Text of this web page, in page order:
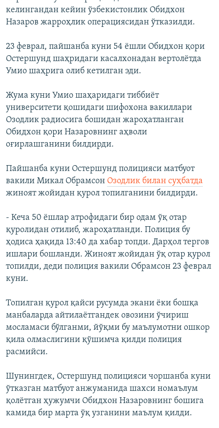
келингандан кейин ўзбекистонлик Обидхон
Назаров жарроҳлик операциясидан ўтказилди.
23 феврал, пайшанба куни 54 ёшли Обидхон қори
Остершунд шаҳридаги касалхонадан вертолётда
Умио шаҳрига олиб кетилган эди.
Жума куни Умио шаҳаридаги тиббиёт
университети қошидаги шифохона вакиллари
Озодлик радиосига бошидан жароҳатланган
Обидхон қори Назаровнинг аҳволи
оғирлашганини билдирди.
Пайшанба куни Остершунд полицияси матбуот
вакили Микал Обрамсон Озодлик билан суҳбатда
жиноят жойидан қурол топилганини билдирди.
- Кеча 50 ёшлар атрофидаги бир одам ўқ отар
қуролидан отилиб, жароҳатланди. Полиция бу
ҳодиса ҳақида 13:40 да хабар топди. Дарҳол тергов
ишлари бошланди. Жиноят жойидан ўқ отар қурол
топилди, деди полиция вакили Обрамсон 23 феврал
куни.
Топилган қурол қайси русумда экани ёки бошқа
манбаларда айтилаётгандек овозини ўчириш
мосламаси бўлганми, йўқми бу маълумотни ошкор
қила олмаслигини қўшимча қилди полиция
расмийси.
Шунингдек, Остершунд полицияси чоршанба куни
ўтказган матбуот анжуманида шахси номаълум
қолётган ҳужумчи Обидхон Назаровнинг бошига
камида бир марта ўқ узганини маълум қилди.